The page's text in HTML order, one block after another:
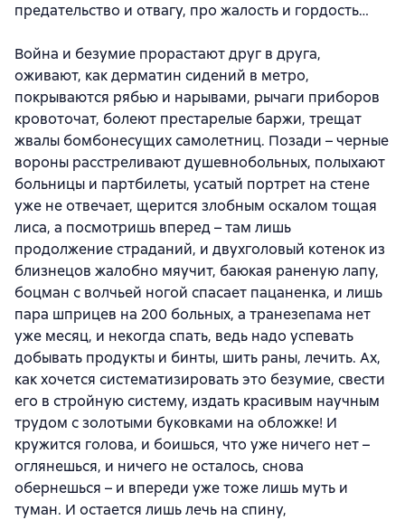
предательство и отвагу, про жалость и гордость…
Война и безумие прорастают друг в друга,
оживают, как дерматин сидений в метро,
покрываются рябью и нарывами, рычаги приборов
кровоточат, болеют престарелые баржи, трещат
жвалы бомбонесущих самолетниц. Позади – черные
вороны расстреливают душевнобольных, полыхают
больницы и партбилеты, усатый портрет на стене
уже не отвечает, щерится злобным оскалом тощая
лиса, а посмотришь вперед – там лишь
продолжение страданий, и двухголовый котенок из
близнецов жалобно мяучит, баюкая раненую лапу,
боцман с волчьей ногой спасает пацаненка, и лишь
пара шприцев на 200 больных, а транезепама нет
уже месяц, и некогда спать, ведь надо успевать
добывать продукты и бинты, шить раны, лечить. Ах,
как хочется систематизировать это безумие, свести
его в стройную систему, издать красивым научным
трудом с золотыми буковками на обложке! И
кружится голова, и боишься, что уже ничего нет –
оглянешься, и ничего не осталось, снова
обернешься – и впереди уже тоже лишь муть и
туман. И остается лишь лечь на спину,